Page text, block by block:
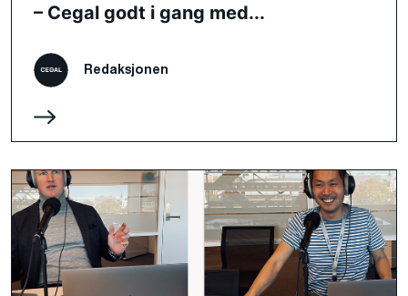
– Cegal godt i gang med...
Redaksjonen